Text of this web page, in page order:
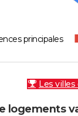
principales
Les
logements